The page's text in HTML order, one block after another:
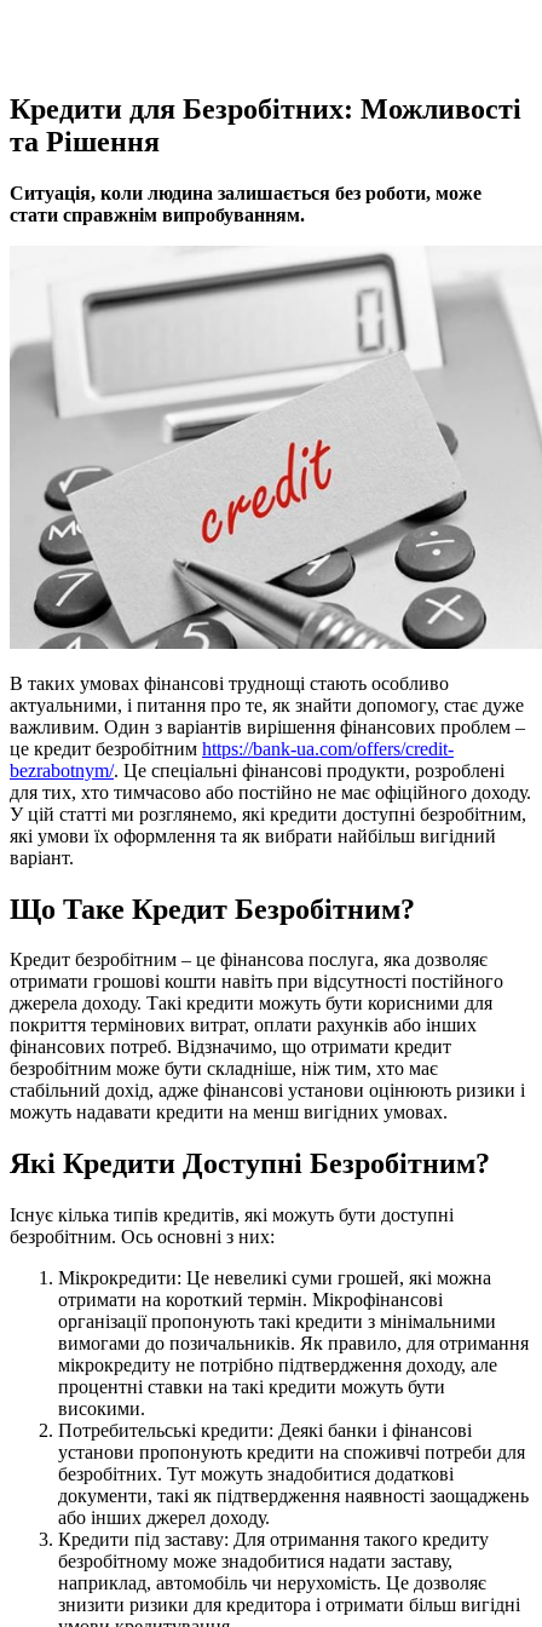
Кредити для Безробітних: Можливості
та Рішення
Ситуація, коли людина залишається без роботи, може
стати справжнім випробуванням.
В таких умовах фінансові труднощі стають особливо
актуальними, і питання про те, як знайти допомогу, стає дуже
важливим. Один з варіантів вирішення фінансових проблем –
це кредит безробітним https://bank-ua.com/offers/credit-
bezrabotnym/. Це спеціальні фінансові продукти, розроблені
для тих, хто тимчасово або постійно не має офіційного доходу.
У цій статті ми розглянемо, які кредити доступні безробітним,
які умови їх оформлення та як вибрати найбільш вигідний
варіант.
Що Таке Кредит Безробітним?
Кредит безробітним – це фінансова послуга, яка дозволяє
отримати грошові кошти навіть при відсутності постійного
джерела доходу. Такі кредити можуть бути корисними для
покриття термінових витрат, оплати рахунків або інших
фінансових потреб. Відзначимо, що отримати кредит
безробітним може бути складніше, ніж тим, хто має
стабільний дохід, адже фінансові установи оцінюють ризики і
можуть надавати кредити на менш вигідних умовах.
Які Кредити Доступні Безробітним?
Існує кілька типів кредитів, які можуть бути доступні
безробітним. Ось основні з них:
Мікрокредити: Це невеликі суми грошей, які можна
отримати на короткий термін. Мікрофінансові
організації пропонують такі кредити з мінімальними
вимогами до позичальників. Як правило, для отримання
мікрокредиту не потрібно підтвердження доходу, але
процентні ставки на такі кредити можуть бути
високими.
Потребительські кредити: Деякі банки і фінансові
установи пропонують кредити на споживчі потреби для
безробітних. Тут можуть знадобитися додаткові
документи, такі як підтвердження наявності заощаджень
або інших джерел доходу.
Кредити під заставу: Для отримання такого кредиту
безробітному може знадобитися надати заставу,
наприклад, автомобіль чи нерухомість. Це дозволяє
знизити ризики для кредитора і отримати більш вигідні